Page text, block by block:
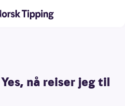
nå reiser jeg til